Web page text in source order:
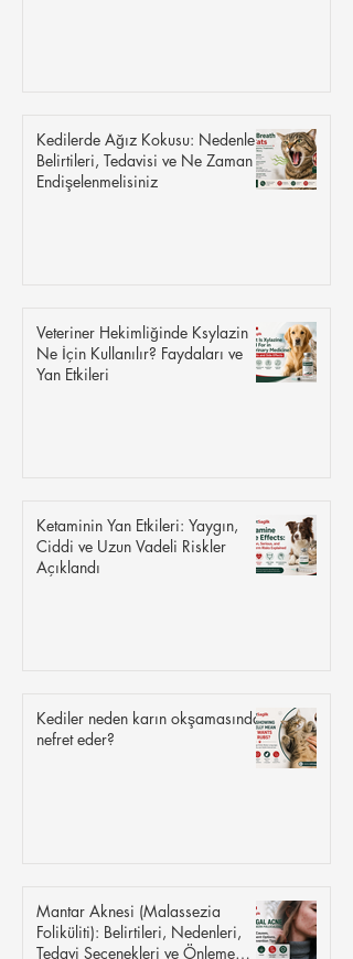
Kedilerde Ağız Kokusu: Nedenleri,
Belirtileri, Tedavisi ve Ne Zaman
Endişelenmelisiniz
Veteriner Hekimliğinde Ksylazin
Ne İçin Kullanılır? Faydaları ve
Yan Etkileri
Ketaminin Yan Etkileri: Yaygın,
Ciddi ve Uzun Vadeli Riskler
Açıklandı
Kediler neden karın okşamasından
nefret eder?
Mantar Aknesi (Malassezia
Foliküliti): Belirtileri, Nedenleri,
Tedavi Seçenekleri ve Önleme